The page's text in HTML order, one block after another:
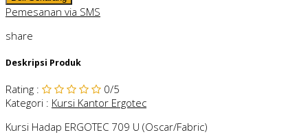
Pemesanan via SMS
share
Deskripsi Produk
Rating : 0/5
Kategori : Kursi Kantor Ergotec
Kursi Hadap ERGOTEC 709 U (Oscar/Fabric)